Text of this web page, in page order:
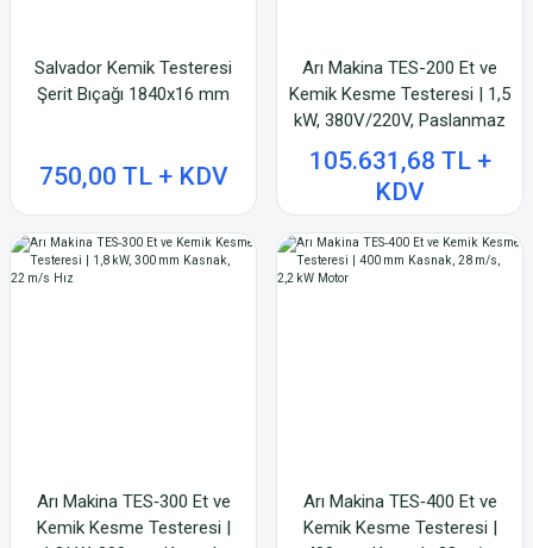
Salvador Kemik Testeresi
Şerit Bıçağı 1840x16 mm
750,00 TL + KDV
Arı Makina TES-200 Et ve
Kemik Kesme Testeresi | 1,5
kW, 380V/220V, Paslanmaz
Çelik
105.631,68 TL +
KDV
Arı Makina TES‑300 Et ve
Kemik Kesme Testeresi |
Arı Makina TES‑400 Et ve
Kemik Kesme Testeresi |